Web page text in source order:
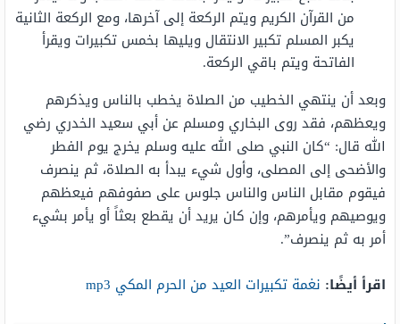
من القرآن الكريم ويتم الركعة إلى آخرها، ومع الركعة الثانية
يكبر المسلم تكبير الانتقال ويليها بخمس تكبيرات ويقرأ
الفاتحة ويتم باقي الركعة.
وبعد أن ينتهي الخطيب من الصلاة يخطب بالناس ويذكرهم
ويعظهم، فقد روى البخاري ومسلم عن أبي سعيد الخدري رضي
الله قال: “كان النبي صلى الله عليه وسلم يخرج يوم الفطر
والأضحى إلى المصلى، وأول شيء يبدأ به الصلاة، ثم ينصرف
فيقوم مقابل الناس والناس جلوس على صفوفهم فيعظهم
ويوصيهم ويأمرهم، وإن كان يريد أن يقطع بعثاً أو يأمر بشيء
أمر به ثم ينصرف”.
اقرأ أيضًا: نغمة تكبيرات العيد من الحرم المكي mp3